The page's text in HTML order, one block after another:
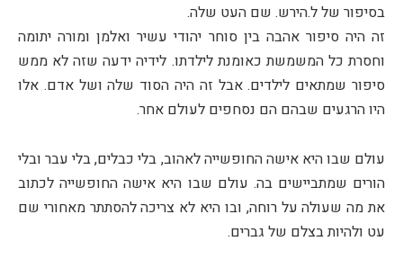
בסיפור של ל.הירש. שם העט שלה.
זה היה סיפור אהבה בין סוחר יהודי עשיר ואלמן ומורה יתומה
וחסרת כל המשמשת כאומנת לילדתו. לידיה ידעה שזה לא ממש
סיפור שמתאים לילדים. אבל זה היה הסוד שלה ושל אדם. אלו
היו הרגעים שבהם הם נסחפים לעולם אחר.
עולם שבו היא אישה החופשייה לאהוב, בלי כבלים, בלי עבר ובלי
הורים שמתביישים בה. עולם שבו היא אישה החופשייה לכתוב
את מה שעולה על רוחה, ובו היא לא צריכה להסתתר מאחורי שם
עט ולהיות בצלם של גברים.